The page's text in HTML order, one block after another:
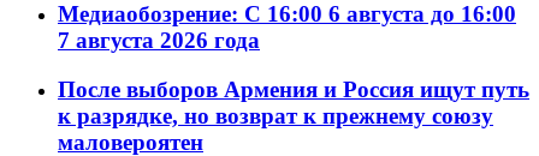
Медиаобозрение: С 16:00 6 августа до 16:00
7 августа 2026 года
После выборов Армения и Россия ищут путь
к разрядке, но возврат к прежнему союзу
маловероятен